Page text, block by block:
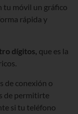
tu móvil un gráfico
rápida y
dígitos, que es la
de conexión o
de permitirte
si tu teléfono